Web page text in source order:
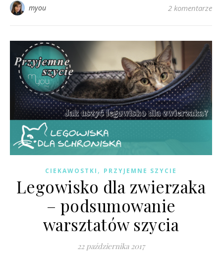
myou 2 komentarze
CIEKAWOSTKI , PRZYJEMNE SZYCIE
Legowisko dla zwierzaka
– podsumowanie
warsztatów szycia
22 października 2017